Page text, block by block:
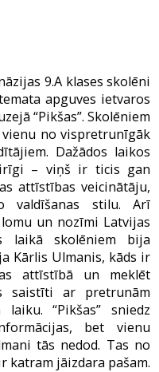
9.A klases skolēni
apguves ietvaros
“Pikšas”. Skolēniem
no vispretrunīgāk
Dažādos laikos
– viņš ir ticis gan
attīstības veicinātāju,
valdīšanas stilu. Arī
un nozīmi Latvijas
laikā skolēniem bija
Kārlis Ulmanis, kāds ir
attīstībā un meklēt
saistīti ar pretrunām
“Pikšas” sniedz
bet vienu
tās nedod. Tas no
katram jāizdara pašam.